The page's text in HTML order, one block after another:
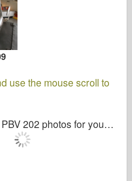
use the mouse scroll to
202 photos for you…